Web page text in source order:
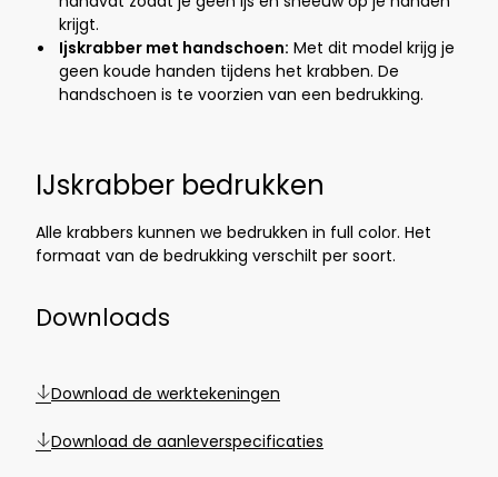
krijgt.
Ijskrabber met handschoen: Met dit model krijg je
geen koude handen tijdens het krabben. De
handschoen is te voorzien van een bedrukking.
IJskrabber bedrukken
Alle krabbers kunnen we bedrukken in full color. Het
formaat van de bedrukking verschilt per soort.
Downloads
Download de werktekeningen
Download de aanleverspecificaties